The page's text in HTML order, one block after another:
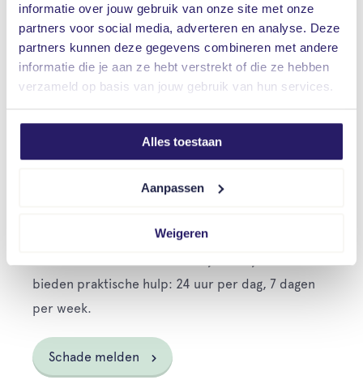
informatie over jouw gebruik van onze site met onze
partners voor social media, adverteren en analyse. Deze
partners kunnen deze gegevens combineren met andere
informatie die je aan ze hebt verstrekt of die ze hebben
verzameld op basis van jouw gebruik van hun services.
Alles toestaan
Aanpassen
Weigeren
binnen jouw bedrijf
onderweg
op locatie
Persoonlijke begeleiding bij schade
Bij schade gaat jouw schadebehandelaar direct
voor je aan de slag. Hij overlegt met jou hoe jouw
Je staat er dus niet alleen voor. Onze
bieden praktische hulp: 24 uur per dag, 7 dagen
per week.
Schade melden